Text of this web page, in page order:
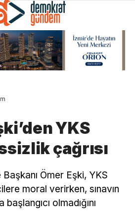
YKS
çağrısı
Ömer Eşki, YKS
moral verirken, sınavın
olmadığını